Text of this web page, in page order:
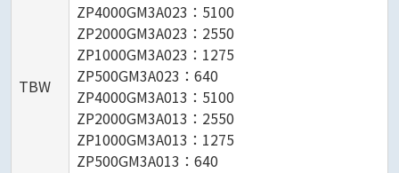
TBW
ZP4000GM3A023：5100
ZP2000GM3A023：2550
ZP1000GM3A023：1275
ZP500GM3A023：640
ZP4000GM3A013：5100
ZP2000GM3A013：2550
ZP1000GM3A013：1275
ZP500GM3A013：640